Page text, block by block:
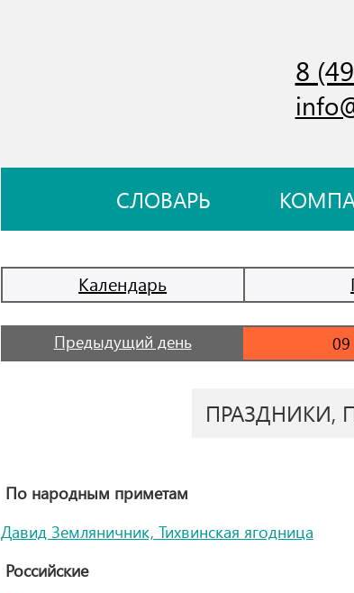
8
СЛОВАРЬ
Календарь
Предыдущий день
ПРАЗДНИКИ,
По народным приметам
Давид Земляничник, Тихвинская ягодница
Российские